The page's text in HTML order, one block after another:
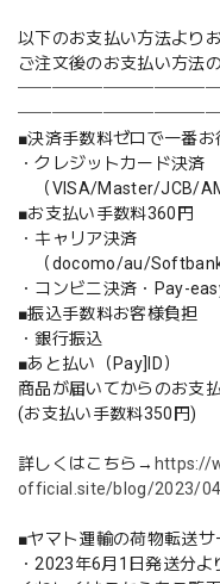
以下のお支払い方法より
ご注文後のお支払い方法
■決済手数料ゼロで一番お
・クレジットカード決済
（VISA/Master/JCB/
■お支払い手数料360円
・キャリア決済
（docomo/au/
・コンビニ決済・Pay-
■振込手数料お客様負担
・銀行振込
■あと払い（Pay]ID）
商品が届いてからのお支
(お支払い手数料350円)
詳しくはこちら→ https://
official.site/blog/2023/
■ヤマト運輸の荷物転送
・2023年6月1日発送分よ